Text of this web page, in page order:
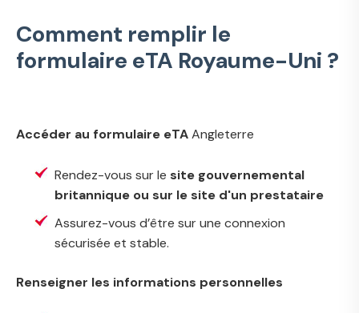
Comment remplir le
formulaire eTA Royaume-Uni ?
Accéder au formulaire eTAAngleterre
Rendez-vous sur le site gouvernemental
britannique ou sur le site d'un prestataire
Assurez-vous d’être sur une connexion
sécurisée et stable.
Renseigner les informations personnelles